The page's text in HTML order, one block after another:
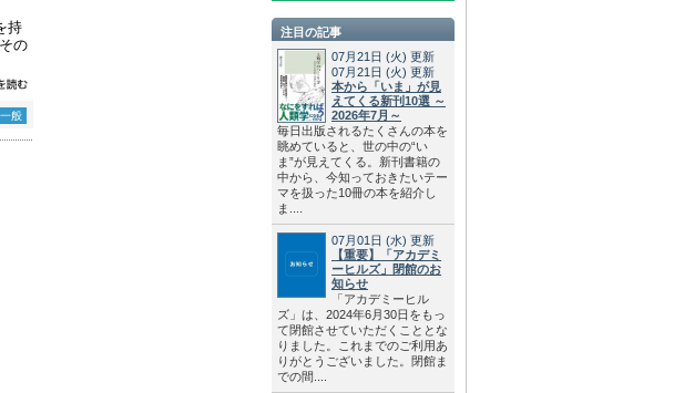
持
の
一般
注目の記事
07月21日 (火) 更新
07月21日 (火) 更新
本から「いま」が見
えてくる新刊10選 ～
2026年7月～
毎日出版されるたくさんの本を
眺めていると、世の中の“い
ま”が見えてくる。新刊書籍の
中から、今知っておきたいテー
マを扱った10冊の本を紹介し
ま....
07月01日 (水) 更新
【重要】「アカデミ
ーヒルズ」閉館のお
知らせ
「アカデミーヒル
ズ」は、2024年6月30日をもっ
て閉館させていただくこととな
りました。これまでのご利用あ
りがとうございました。閉館ま
での間....